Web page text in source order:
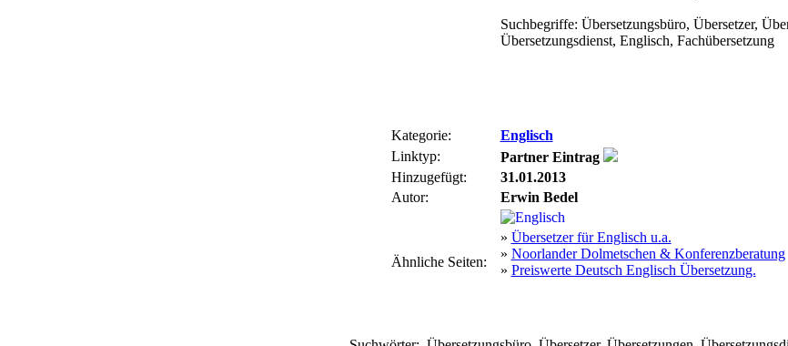
Suchbegriffe: Übersetzungsbüro, Übersetzer,
Übersetzungsdienst, Englisch, Fachübersetzung
Kategorie:
Englisch
Linktyp:
Partner Eintrag
Hinzugefügt:
31.01.2013
Autor:
Erwin Bedel
Ähnliche Seiten:
» Übersetzer für Englisch u.a.
» Noorlander Dolmetschen & Konferenzberatung
» Preiswerte Deutsch Englisch Übersetzung.